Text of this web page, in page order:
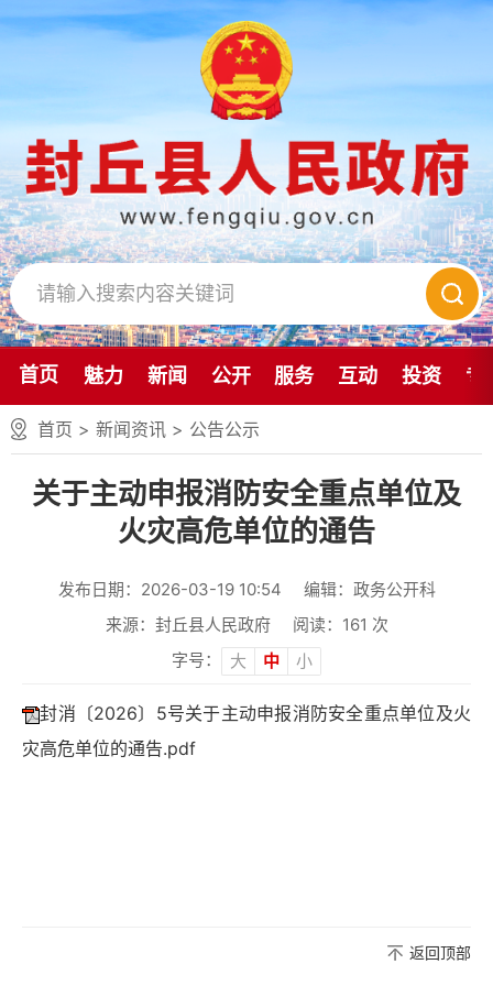
首页 魅力 新闻 公开 服务 互动 投资 专
首页 > 新闻资讯 > 公告公示
关于主动申报消防安全重点单位及
火灾高危单位的通告
发布日期：2026-03-19 10:54
编辑：政务公开科
来源：封丘县人民政府
阅读： 161 次
字号：
大 中 小
封消〔2026〕5号关于主动申报消防安全重点单位及火
灾高危单位的通告.pdf
返回顶部